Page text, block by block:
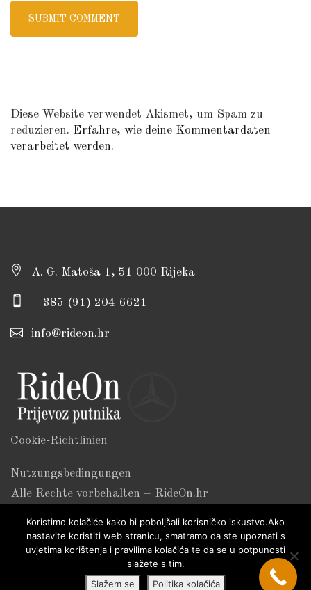
Diese Website verwendet Akismet, um Spam zu
reduzieren. Erfahre, wie deine Kommentardaten
verarbeitet werden.
A. G. Matoša 1, 51 000 Rijeka
+385 (91) 204-6621
info@rideon.hr
Cookie-Richtlinien
Nutzungsbedingungen
Alle Rechte vorbehalten – RideOn.hr
Koristimo kolačiće kako bi poboljšali korisničko iskustvo.Ako
nastavite koristiti web stranicu, smatramo da ste upoznati s
uvjetima korištenja i pravilima kolačića te da se u potpunosti
slažete s tim.
Slažem se
Politika kolačića